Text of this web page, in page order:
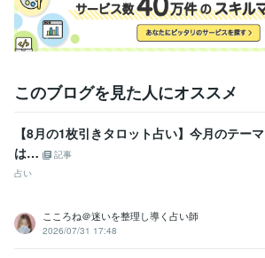
このブログを見た人にオススメ
【8月の1枚引きタロット占い】今月のテーマ
は…
記事
占い
こころね＠迷いを整理し導く占い師
2026/07/31 17:48